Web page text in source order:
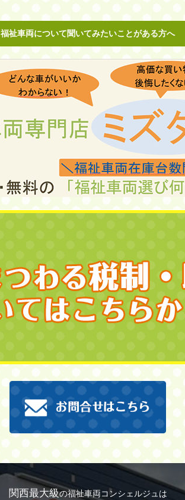
福祉車両について聞いてみたいことがある方へ
関西最大級の福祉車両コンシェルジュは